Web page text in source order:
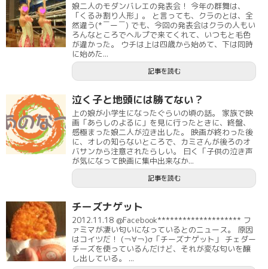
娘二人のモダンバレエの発表会！ 今年の群舞は、
「くるみ割り人形」。 と言っても、クラのとは、全
然違う(*￣ー￣) でも、今回の発表会はクラの人もい
ろんなところでヘルプで来てくれて、いつもと毛色
が違かった。 ウチは上は四歳から始めて、下は同時
に始めた...
記事を読む
泣く子と地頭には勝てない？
上の娘が小学生になったぐらいの頃の話。 家族で映
画「あらしのよるに」を見に行ったときに、終盤、
感極まった娘二人が泣き出した。 映画が終わった後
に、オレの知らないところで、カミさんが後ろのオ
バサンから注意されたらしい。 曰く「子供の泣き声
が気になって映画に集中出来なか...
記事を読む
チーズナゲット
2012.11.18 @Facebook******************** フ
ァミマが凄い匂いになっているとのニュース。 原因
はコイツだ！ (￢∀￢)σ「チーズナゲット」 チェダー
チーズを使っているんだけど、それが変な匂いを醸
し出している。 ...